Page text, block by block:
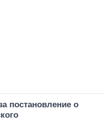
постановление о